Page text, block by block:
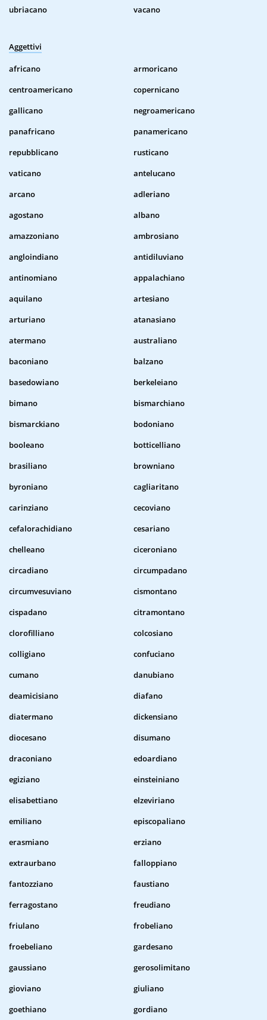
ubriacano vacano
Aggettivi
africano
armoricano
centroamericano
copernicano
gallicano
negroamericano
panafricano
panamericano
repubblicano
rusticano
vaticano
antelucano
arcano
adleriano
agostano
albano
amazzoniano
ambrosiano
angloindiano
antidiluviano
antinomiano
appalachiano
aquilano
artesiano
arturiano
atanasiano
atermano
australiano
baconiano
balzano
basedowiano
berkeleiano
bimano
bismarchiano
bismarckiano
bodoniano
booleano
botticelliano
brasiliano
browniano
byroniano
cagliaritano
carinziano
cecoviano
cefalorachidiano
cesariano
chelleano
ciceroniano
circadiano
circumpadano
circumvesuviano
cismontano
cispadano
citramontano
clorofilliano
colcosiano
colligiano
confuciano
cumano
danubiano
deamicisiano
diafano
diatermano
dickensiano
diocesano
disumano
draconiano
edoardiano
egiziano
einsteiniano
elisabettiano
elzeviriano
emiliano
episcopaliano
erasmiano
erziano
extraurbano
falloppiano
fantozziano
faustiano
ferragostano
freudiano
friulano
frobeliano
froebeliano
gardesano
gaussiano
gerosolimitano
gioviano
giuliano
goethiano
gordiano